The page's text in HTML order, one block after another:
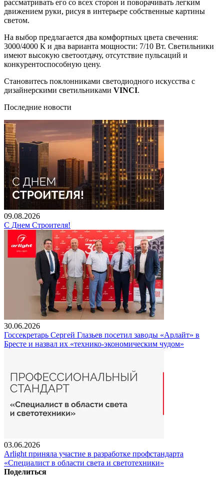
рассматривать его со всех сторон и поворачивать легким
движением руки, рисуя в интерьере собственные картины
светом.
На выбор предлагается два комфортных цвета свечения:
3000/4000 К и два варианта мощности: 7/10 Вт. Светильники
имеют высокую светоотдачу, отсутствие пульсаций и
конкурентоспособную цену.
Становитесь поклонниками светодиодного искусства с
дизайнерскими светильниками VINCI.
Последние новости
09.08.2026
С Днем Строителя!
30.06.2026
Госсекретарь Сергей Глазьев посетил заводы «Арлайт» в
Бресте и назвал их «технико-экономическим чудом»
03.06.2026
Arlight приняла участие в разработке профстандарта
«Специалист в области света и светотехники»
Поделиться